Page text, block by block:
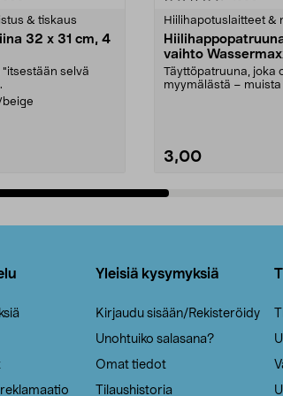
& tiskaus
32 x 31 cm, 4
selvä
Hiilihapotuslaitteet &
vaihto
Täyttöpatruuna, joka
myymälästä –
3,00
reklamaatio
Yleisiä kysymyksiä
Kirjaudu sisään/Rekisteröidy
Unohtuiko salasana?
Omat tiedot
Tilaushistoria